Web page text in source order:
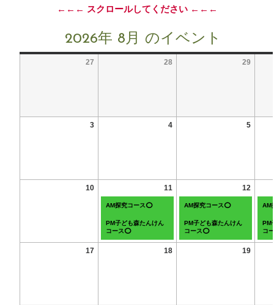
←←← スクロールしてください ←←←
2026年 8月 のイベント
27 28 29
3 4 5
10 11
AM探究コース⭕
PM子ども森たんけん
コース⭕
12
AM探究コース⭕
PM子ども森たんけん
コース⭕
AM
PM
コ
17 18 19